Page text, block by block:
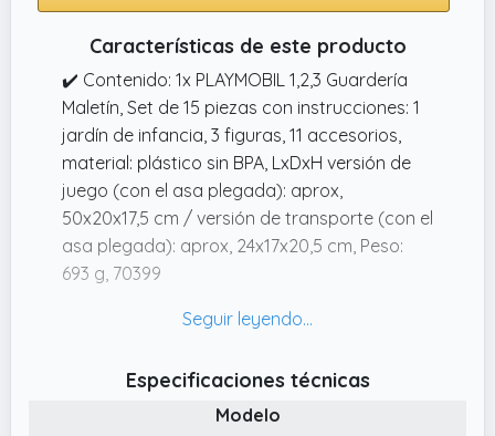
Características de este producto
✔️ Contenido: 1x PLAYMOBIL 1,2,3 Guardería
Maletín, Set de 15 piezas con instrucciones: 1
jardín de infancia, 3 figuras, 11 accesorios,
material: plástico sin BPA, LxDxH versión de
juego (con el asa plegada): aprox,
50x20x17,5 cm / versión de transporte (con el
asa plegada): aprox, 24x17x20,5 cm, Peso:
693 g, 70399
guardar las piezas individuales (2 niños, 1
funcionamiento suave y práctica asa
✔️ Diversión en casa y fuera de ella:
Especificaciones técnicas
Modelo